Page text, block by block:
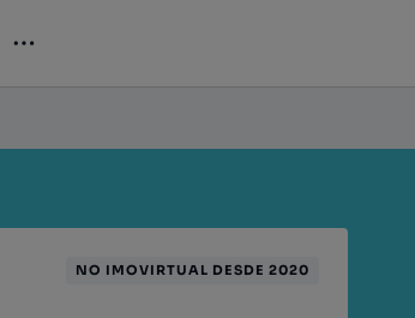
NO IMOVIRTUAL DESDE 2020